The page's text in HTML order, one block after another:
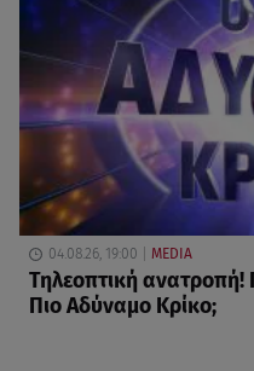
04.08.26, 19:00 MEDIA
Τηλεοπτική ανατροπή!
Πιο Αδύναμο Κρίκο;